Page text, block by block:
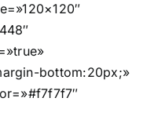
bottom:20px;»